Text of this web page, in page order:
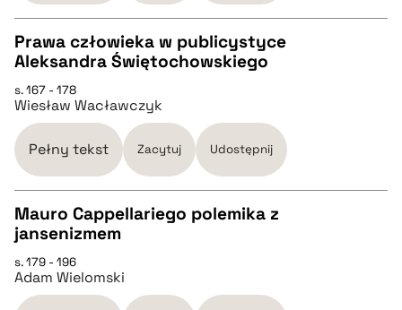
BIBTEX
pobierz cytat
pobierz cytat
BIBTEX
pobierz cytat
Prawa człowieka w publicystyce
Aleksandra Świętochowskiego
s. 167 - 178
Wiesław Wacławczyk
Pełny tekst Zacytuj Udostępnij
pobierz cytat
Mauro Cappellariego polemika z
jansenizmem
s. 179 - 196
Adam Wielomski